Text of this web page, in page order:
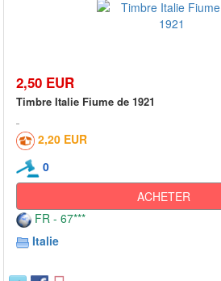
2,50 EUR
Timbre Italie Fiume de 1921
2,20 EUR
0
ACHETER
FR - 67***
Italie